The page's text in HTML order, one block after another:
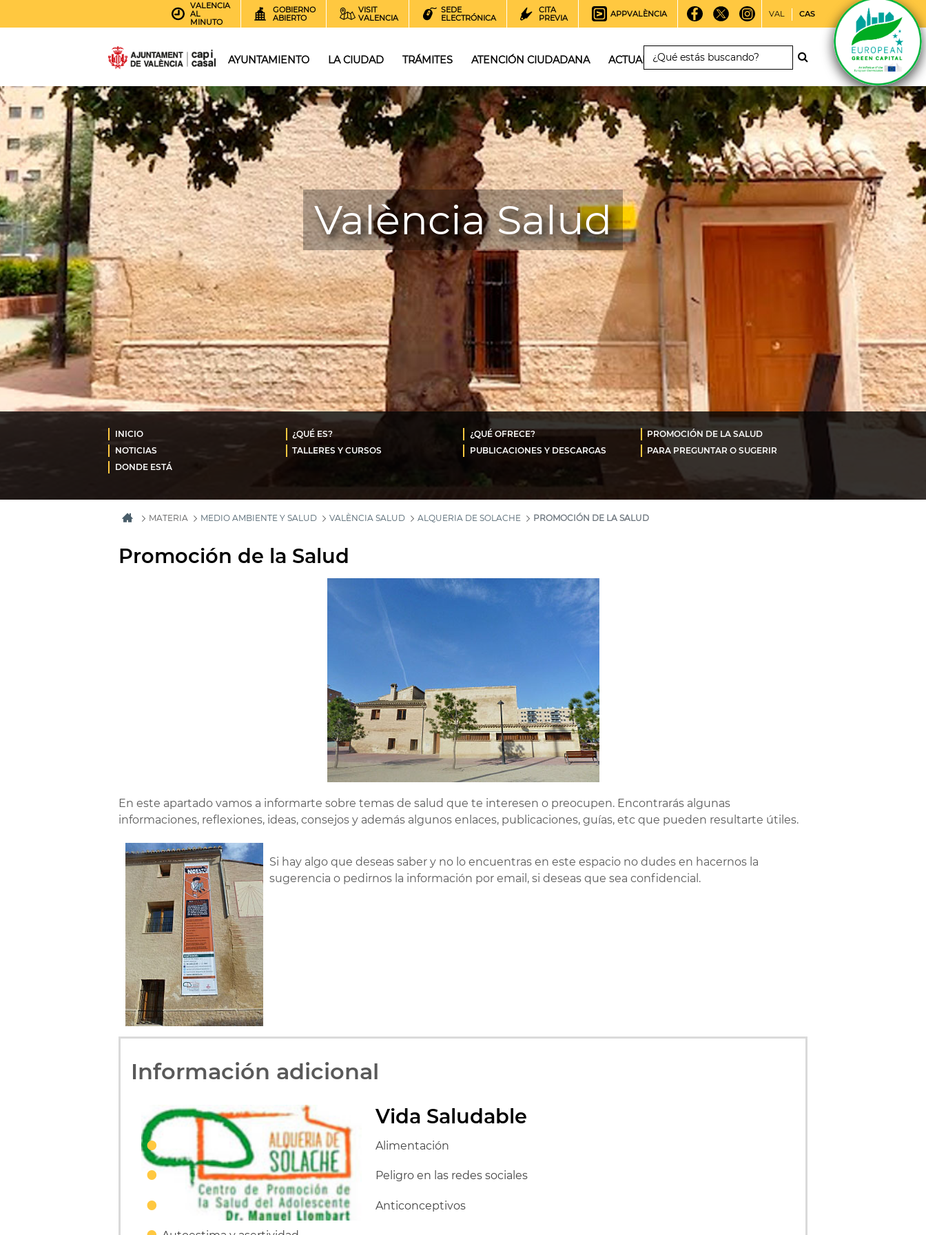
VALENCIA
AL
MINUTO
GOBIERNO
ABIERTO
VISIT
VALENCIA
SEDE
ELECTRÓNICA
CITA
PREVIA
APPVALÈNCIA VAL CAS
AYUNTAMIENTO LA CIUDAD TRÁMITES ATENCIÓN CIUDADANA ACTUALIDAD
València Salud
INICIO ¿QUÉ ES? ¿QUÉ OFRECE?
PROMOCIÓN DE LA SALUD
NOTICIAS
TALLERES Y CURSOS PUBLICACIONES Y DESCARGAS
PARA PREGUNTAR O SUGERIR
DONDE ESTÁ
MATERIA MEDIO AMBIENTE Y SALUD VALÈNCIA SALUD ALQUERIA DE SOLACHE PROMOCIÓN DE LA SALUD
Promoción de la Salud
En este apartado vamos a informarte sobre temas de salud que te interesen o preocupen. Encontrarás algunas
informaciones, reflexiones, ideas, consejos y además algunos enlaces, publicaciones, guías, etc que pueden resultarte útiles.
Si hay algo que deseas saber y no lo encuentras en este espacio no dudes en hacernos la
sugerencia o pedirnos la información por email, si deseas que sea confidencial.
Información adicional
Vida Saludable
Alimentación
Peligro en las redes sociales
Anticonceptivos